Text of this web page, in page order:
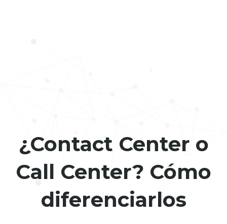
¿Contact Center o
Call Center? Cómo
diferenciarlos